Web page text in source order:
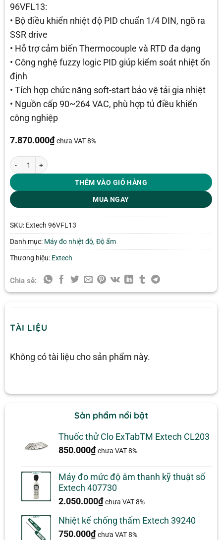
96VFL13:
• Bộ điều khiển nhiệt độ PID chuẩn 1/4 DIN, ngõ ra
SSR drive
• Hỗ trợ cảm biến Thermocouple và RTD đa dạng
• Công nghệ fuzzy logic PID giúp kiểm soát nhiệt ổn
định
• Tích hợp chức năng soft-start bảo vệ tải gia nhiệt
• Nguồn cấp 90~264 VAC, phù hợp tủ điều khiển
công nghiệp
7.870.000₫ chưa VAT 8%
Bộ điều khiển nhiệt độ PID Extech 96VFL13 số lượng
THÊM VÀO GIỎ HÀNG
MUA NGAY
SKU: Extech 96VFL13
Danh mục: Máy đo nhiệt độ, Độ ẩm
Thương hiệu: Extech
Chia sẻ:
TÀI LIỆU
Không có tài liệu cho sản phẩm này.
Sản phẩm nổi bật
Thuốc thử Clo ExTabTM Extech CL203
850.000₫ chưa VAT 8%
Máy đo mức độ âm thanh kỹ thuật số
Extech 407730
2.050.000₫ chưa VAT 8%
Nhiệt kế chống thấm Extech 39240
750.000₫ chưa VAT 8%